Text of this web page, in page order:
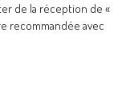
de la réception de «
recommandée avec